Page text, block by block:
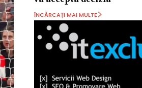
ÎNCĂRCAȚI MAI MULTE